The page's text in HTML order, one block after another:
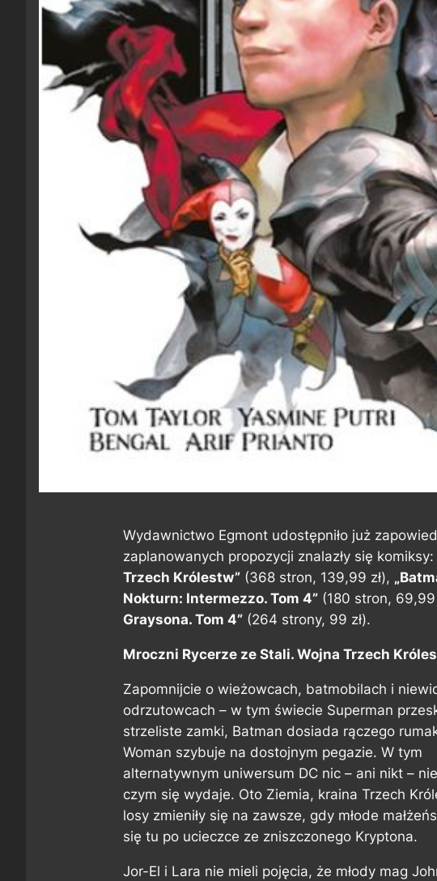
Wydawnictwo Egmont udostępniło już
zaplanowanych propozycji znalazły się komiksy:
Trzech Królestw” (368 stron, 139,99 zł),
Nokturn: Intermezzo. Tom 4” (180 stron, 69,99
Graysona. Tom 4” (264 strony, 99 zł).
Mroczni Rycerze ze Stali. Wojna Trzech
Zapomnijcie o wieżowcach, batmobilach i
odrzutowcach – w tym świecie Superman
strzeliste zamki, Batman dosiada rączego
Woman szybuje na dostojnym pegazie. W tym
alternatywnym uniwersum DC nic – ani nikt –
czym się wydaje. Oto Ziemia, kraina Trzech
losy zmieniły się na zawsze, gdy młode
się tu po ucieczce ze zniszczonego Kryptona.
Jor-El i Lara nie mieli pojęcia, że młody mag